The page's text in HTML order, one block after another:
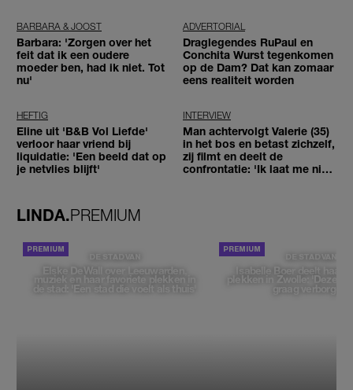
BARBARA & JOOST
Barbara: 'Zorgen over het
feit dat ik een oudere
moeder ben, had ik niet. Tot
nu'
ADVERTORIAL
Draglegendes RuPaul en
Conchita Wurst tegenkomen
op de Dam? Dat kan zomaar
eens realiteit worden
HEFTIG
Eline uit 'B&B Vol Liefde'
verloor haar vriend bij
liquidatie: 'Een beeld dat op
je netvlies blijft'
INTERVIEW
Man achtervolgt Valerie (35)
in het bos en betast zichzelf,
zij filmt en deelt de
confrontatie: 'Ik laat me niet
LINDA.PREMIUM
DE STAD VAN
Elske DeWall over Leeuwarden,
muziek en haar favoriete plekken in
de stad: 'Een stad die voelt als thuis'
DE STAD VAN
Isabelle Boer deelt haar
plekken in Zwolle: 'Deze
graag verborgen'